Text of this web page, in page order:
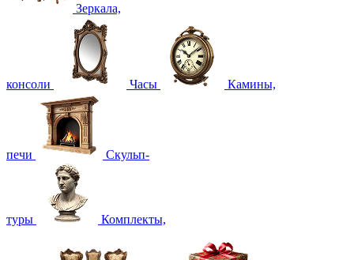
Зеркала,
консоли Часы Камины,
печи Скульп-
туры Комплекты,